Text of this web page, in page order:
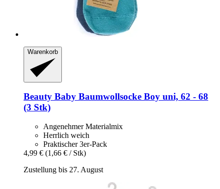
Warenkorb
Beauty Baby Baumwollsocke Boy uni, 62 -​ 68
(3 Stk)
Angenehmer Materialmix
Herrlich weich
Praktischer 3er-Pack
4,99 € (1,66 € / Stk)
Zustellung bis 27. August